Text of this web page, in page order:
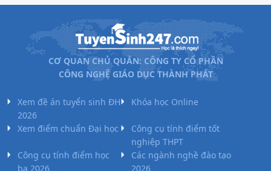
CƠ QUAN CHỦ QUẢN: CÔNG TY CỔ PHẦN
CÔNG NGHỆ GIÁO DỤC THÀNH PHÁT
Xem đề án tuyển sinh ĐH
2026
Khóa học Online
Xem điểm chuẩn Đại học
Công cụ tính điểm tốt
nghiệp THPT
Công cụ tính điểm học
bạ 2026
Các ngành nghề đào tạo
2026